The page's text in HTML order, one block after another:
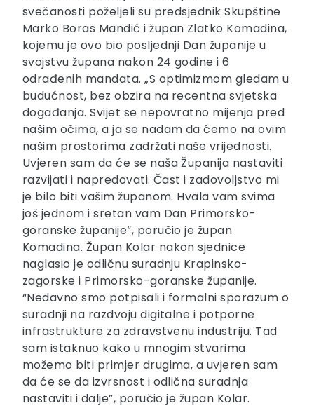
svečanosti poželjeli su predsjednik Skupštine
Marko Boras Mandić i župan Zlatko Komadina,
kojemu je ovo bio posljednji Dan županije u
svojstvu župana nakon 24 godine i 6
odrađenih mandata. „S optimizmom gledam u
budućnost, bez obzira na recentna svjetska
događanja. Svijet se nepovratno mijenja pred
našim očima, a ja se nadam da ćemo na ovim
našim prostorima zadržati naše vrijednosti.
Uvjeren sam da će se naša Županija nastaviti
razvijati i napredovati. Čast i zadovoljstvo mi
je bilo biti vašim županom. Hvala vam svima
još jednom i sretan vam Dan Primorsko-
goranske županije“, poručio je župan
Komadina. Župan Kolar nakon sjednice
naglasio je odličnu suradnju Krapinsko-
zagorske i Primorsko-goranske županije.
“Nedavno smo potpisali i formalni sporazum o
suradnji na razdvoju digitalne i potporne
infrastrukture za zdravstvenu industriju. Tad
sam istaknuo kako u mnogim stvarima
možemo biti primjer drugima, a uvjeren sam
da će se da izvrsnost i odlična suradnja
nastaviti i dalje”, poručio je župan Kolar.